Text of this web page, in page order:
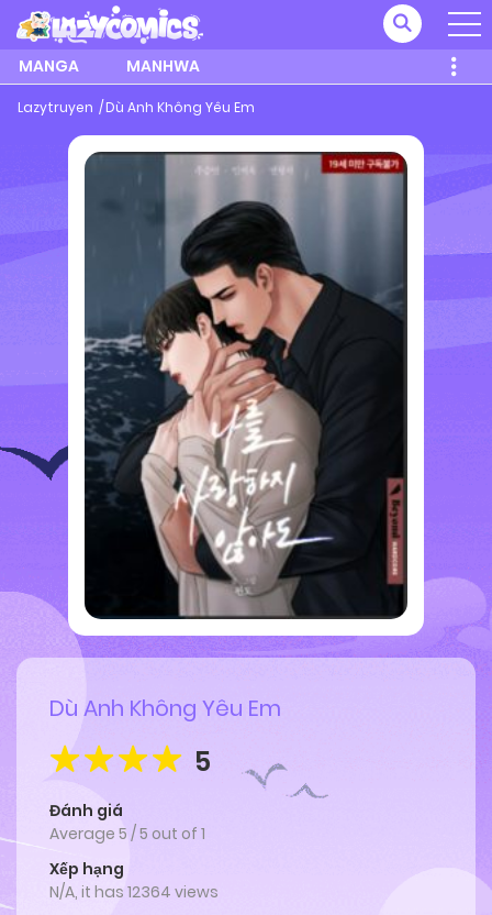
MANGA MANHWA
Lazytruyen Dù Anh Không Yêu Em
Dù Anh Không Yêu Em
5
Đánh giá
Average 5 /5 out of 1
Xếp hạng
N/A, it has 12364 views